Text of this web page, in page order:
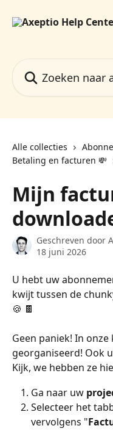
Alle collecties
Betaling en facturen 💸
Mijn
Geschreven door
18 juni 2026
U hebt uw
kwijt tussen de
🍪 🍫
Geen paniek! In
georganiseerd! Ook
Kijk, we hebben ze
Ga naar uw
Selecteer het
vervolgens "